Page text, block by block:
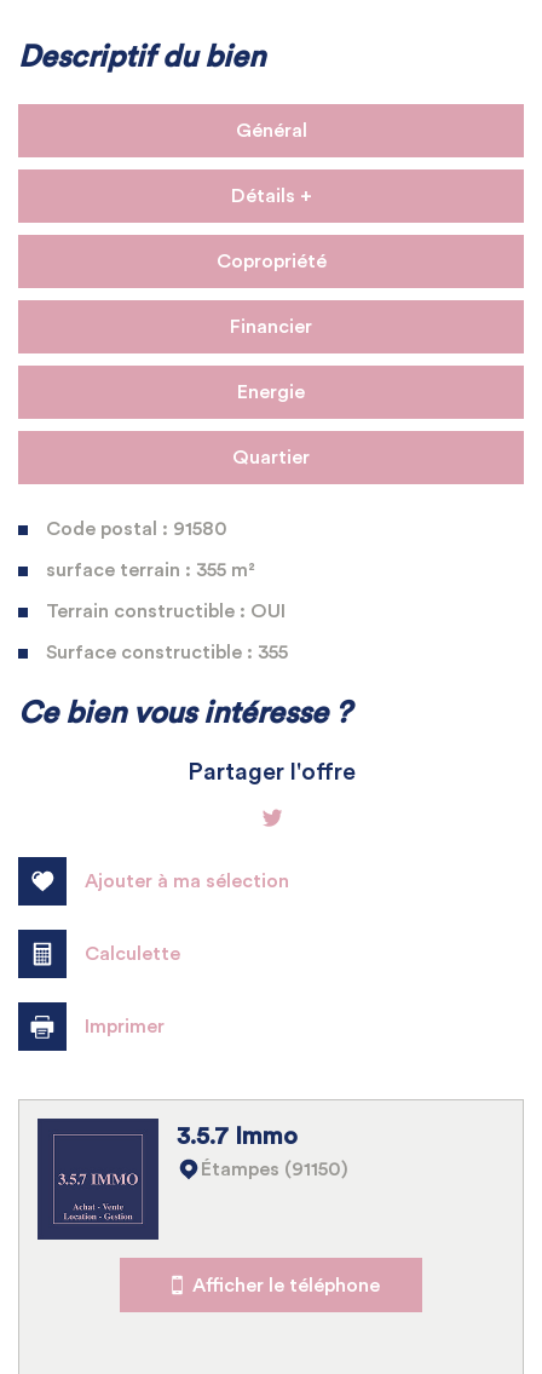
Descriptif du bien
Général
Détails +
Copropriété
Financier
Energie
Quartier
Code postal : 91580
surface terrain : 355 m²
Terrain constructible : OUI
Surface constructible : 355
La ville de Étréchy (91580)
École primaire
Mairie
Statistiques
Ce bien vous intéresse ?
Partager l'offre
Ajouter à ma sélection
Calculette
Imprimer
3.5.7 Immo
Étampes (91150)
Afficher le téléphone